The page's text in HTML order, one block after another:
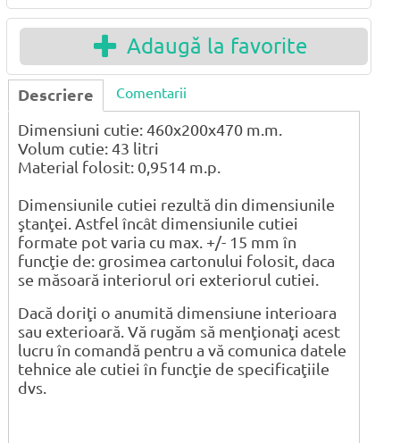
Adaugă la favorite
Descriere Comentarii
Dimensiuni cutie: 460x200x470 m.m.
Volum cutie: 43 litri
Material folosit: 0,9514 m.p.
Dimensiunile cutiei rezultă din dimensiunile
ştanţei. Astfel încât dimensiunile cutiei
formate pot varia cu max. +/- 15 mm în
funcţie de: grosimea cartonului folosit, daca
se măsoară interiorul ori exteriorul cutiei.
Dacă doriţi o anumită dimensiune interioara
sau exterioară. Vă rugăm să menţionaţi acest
lucru în comandă pentru a vă comunica datele
tehnice ale cutiei în funcţie de specificaţiile
dvs.